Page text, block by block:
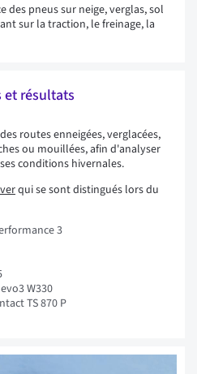
des pneus sur neige, verglas, sol
sur la traction, le freinage, la
et résultats
routes enneigées, verglacées,
ou mouillées, afin d'analyser
conditions hivernales.
qui se sont distingués lors du
3
W330
TS 870 P